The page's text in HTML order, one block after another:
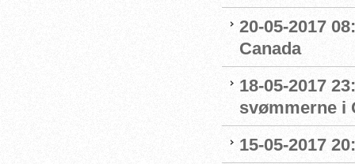
20-05-2017
Canada
18-05-2017
svømmerne i
15-05-2017